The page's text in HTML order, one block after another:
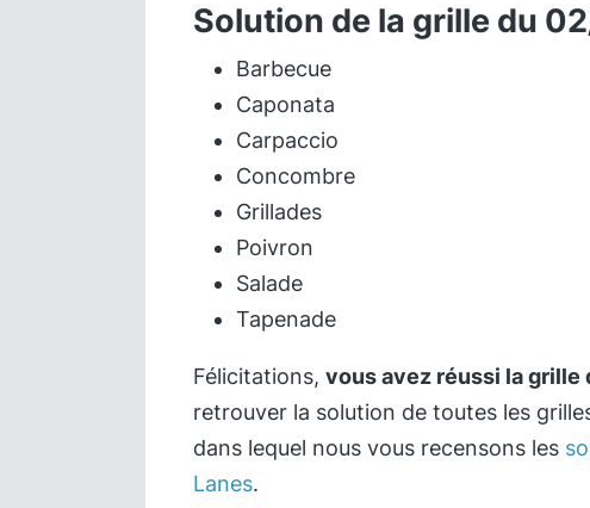
Solution de la grille du
Barbecue
Caponata
Carpaccio
Concombre
Grillades
Poivron
Salade
Tapenade
Félicitations, vous avez réussi la grille
retrouver la solution de toutes les
dans lequel nous vous recensons les
Lanes.